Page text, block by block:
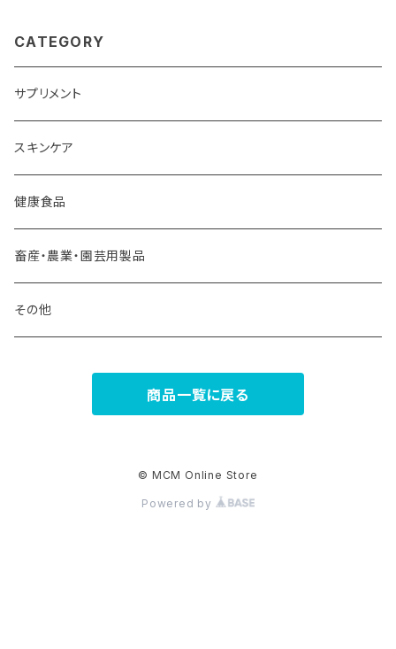
CATEGORY
サプリメント
スキンケア
健康食品
畜産・農業・園芸用製品
その他
商品一覧に戻る
© MCM Online Store
Powered by